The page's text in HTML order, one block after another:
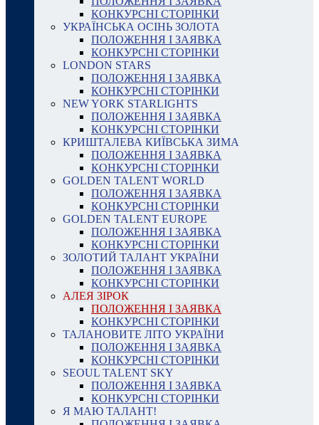
КОНКУРСНІ СТОРІНКИ
УКРАЇНСЬКА ОСІНЬ ЗОЛОТА
ПОЛОЖЕННЯ І ЗАЯВКА
КОНКУРСНІ СТОРІНКИ
LONDON STARS
ПОЛОЖЕННЯ І ЗАЯВКА
КОНКУРСНІ СТОРІНКИ
NEW YORK STARLIGHTS
ПОЛОЖЕННЯ І ЗАЯВКА
КОНКУРСНІ СТОРІНКИ
КРИШТАЛЕВА КИЇВСЬКА ЗИМА
ПОЛОЖЕННЯ І ЗАЯВКА
КОНКУРСНІ СТОРІНКИ
GOLDEN TALENT WORLD
ПОЛОЖЕННЯ І ЗАЯВКА
КОНКУРСНІ СТОРІНКИ
GOLDEN TALENT EUROPE
ПОЛОЖЕННЯ І ЗАЯВКА
КОНКУРСНІ СТОРІНКИ
ЗОЛОТИЙ ТАЛАНТ УКРАЇНИ
ПОЛОЖЕННЯ І ЗАЯВКА
КОНКУРСНІ СТОРІНКИ
АЛЕЯ ЗІРОК
ПОЛОЖЕННЯ І ЗАЯВКА
КОНКУРСНІ СТОРІНКИ
ТАЛАНОВИТЕ ЛІТО УКРАЇНИ
ПОЛОЖЕННЯ І ЗАЯВКА
КОНКУРСНІ СТОРІНКИ
SEOUL TALENT SKY
ПОЛОЖЕННЯ І ЗАЯВКА
КОНКУРСНІ СТОРІНКИ
Я МАЮ ТАЛАНТ!